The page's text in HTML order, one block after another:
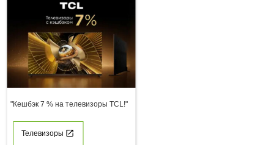
"Кешбэк 7 % на телевизоры TCL!"
Телевизоры